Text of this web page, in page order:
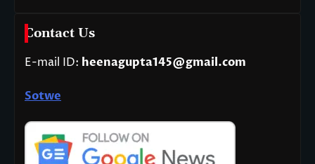
Contact Us
E-mail ID: heenagupta145@gmail.com
Sotwe